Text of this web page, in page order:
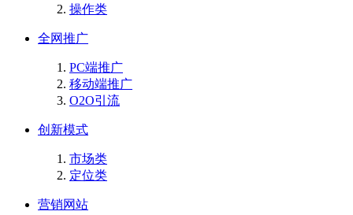
操作类
全网推广
PC端推广
移动端推广
O2O引流
创新模式
市场类
定位类
营销网站